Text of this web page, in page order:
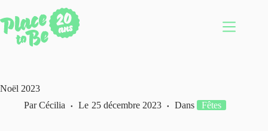
au
contenu
Noël 2023
Par Cécilia Le 25 décembre 2023 Dans Fêtes